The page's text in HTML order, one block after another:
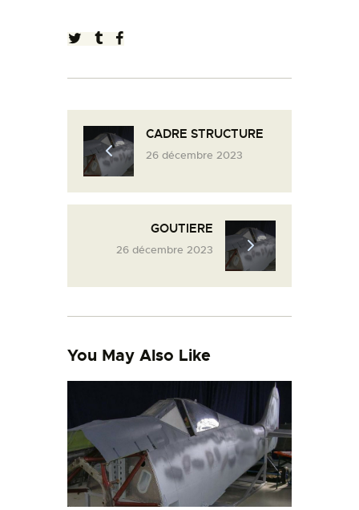
LE FRONTREPARATUR
L’ATELIER DE L’AIR
LA SNCAC
PROJET ATELIER DE
L’AIR 606
LA PISTE D’ENVOL
CADRE STRUCTURE
26 décembre 2023
GOUTIERE
26 décembre 2023
You May Also Like